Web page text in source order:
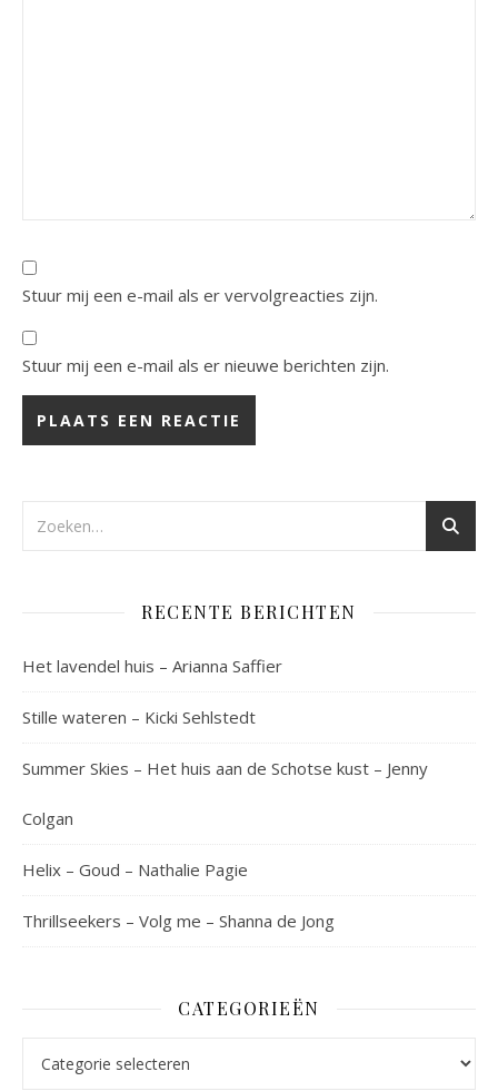
Stuur mij een e-mail als er vervolgreacties zijn.
Stuur mij een e-mail als er nieuwe berichten zijn.
RECENTE BERICHTEN
Het lavendel huis – Arianna Saffier
Stille wateren – Kicki Sehlstedt
Summer Skies – Het huis aan de Schotse kust – Jenny
Colgan
Helix – Goud – Nathalie Pagie
Thrillseekers – Volg me – Shanna de Jong
CATEGORIEËN